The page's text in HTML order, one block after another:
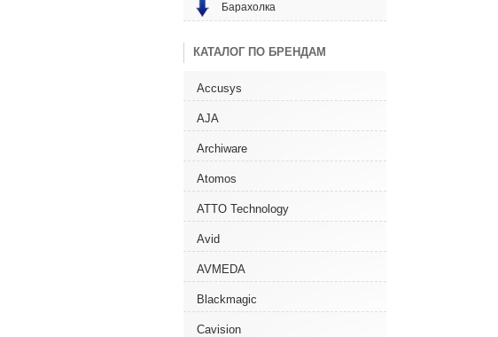
Барахолка
КАТАЛОГ ПО БРЕНДАМ
Accusys
AJA
Archiware
Atomos
ATTO Technology
Avid
AVMEDA
Blackmagic
Cavision